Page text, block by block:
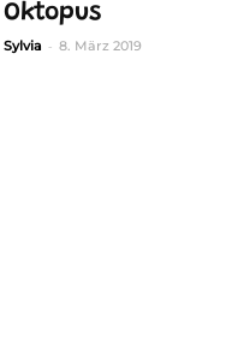
Oktopus
Sylvia - 8. März 2019